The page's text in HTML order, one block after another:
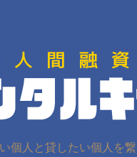
個人と貸したい個人を